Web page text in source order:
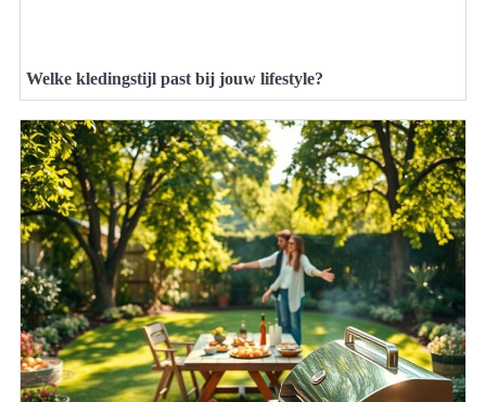
Welke kledingstijl past bij jouw lifestyle?